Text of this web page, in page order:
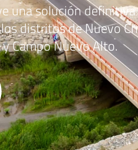
una solución
distritos de Nuevo
Campo Nuevo Alto.